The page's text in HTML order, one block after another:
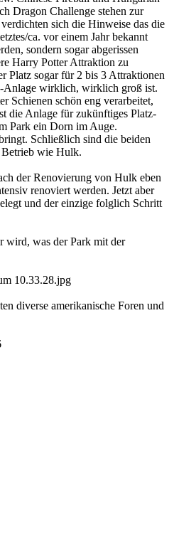
Dragon Challenge stehen zur
sich die Hinweise das die
ca. vor einem Jahr bekannt
sondern sogar abgerissen
Harry Potter Attraktion zu
Platz sogar für 2 bis 3 Attraktionen
Anlage wirklich, wirklich groß ist.
Schienen schön eng verarbeitet,
die Anlage für zukünftiges Platz-
Park ein Dorn im Auge.
Schließlich sind die beiden
Betrieb wie Hulk.
der Renovierung von Hulk eben
renoviert werden. Jetzt aber
und der einzige folglich Schritt
wird, was der Park mit der
diverse amerikanische Foren und